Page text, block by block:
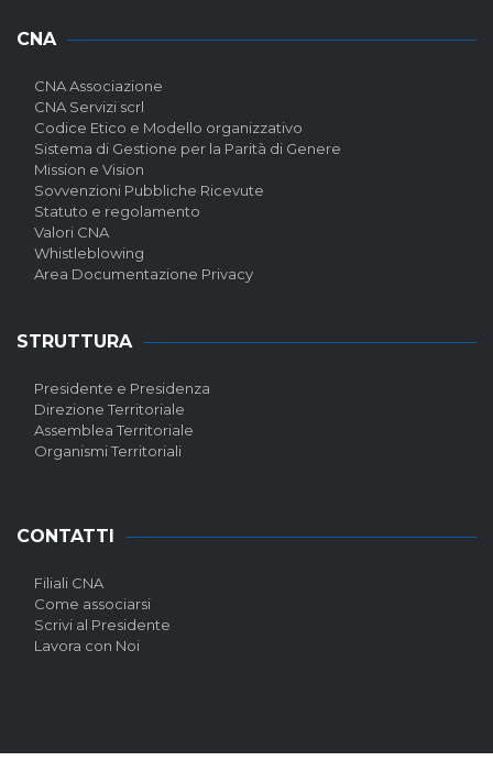
CNA
CNA Associazione
CNA Servizi scrl
Codice Etico e Modello organizzativo
Sistema di Gestione per la Parità di Genere
Mission e Vision
Sovvenzioni Pubbliche Ricevute
Statuto e regolamento
Valori CNA
Whistleblowing
Area Documentazione Privacy
STRUTTURA
Presidente e Presidenza
Direzione Territoriale
Assemblea Territoriale
Organismi Territoriali
CONTATTI
Filiali CNA
Come associarsi
Scrivi al Presidente
Lavora con Noi